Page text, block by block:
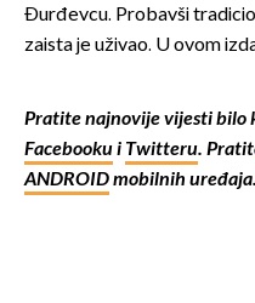
Đurđevcu. Probavši
zaista je uživao. U ovom
Pratite najnovije vijesti bilo
Facebookui Twitteru.
ANDROIDmobilnih uređaja.